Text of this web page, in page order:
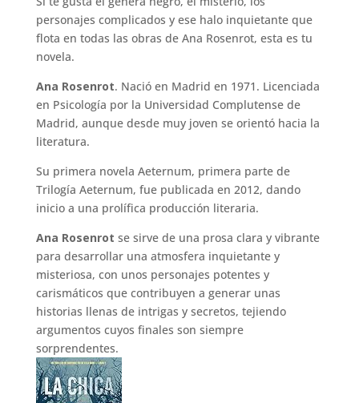
la atención del lector hasta el final.
Si te gusta el génera negro, el misterio, los
personajes complicados y ese halo inquietante que
novela.
Ana Rosenrot. Nació en Madrid en 1971.
Licenciada en Psicología por la Universidad
se orientó hacia la literatura.
Su primera novela Aeternum, primera parte de
inicio a una prolífica producción literaria.
Ana Rosenrotse sirve de una prosa clara y
vibrante para desarrollar una atmosfera
inquietante y misteriosa, con unos personajes
potentes y carismáticos que contribuyen a generar
unas historias llenas de intrigas y secretos,
tejiendo argumentos cuyos finales son siempre
sorprendentes.